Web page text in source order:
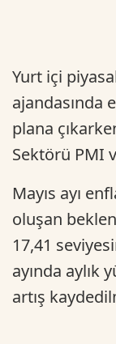
Yurt içi
ajandasında
plana
Sektörü PMI
Mayıs ayı
oluşan
17,41
ayında aylık
artış